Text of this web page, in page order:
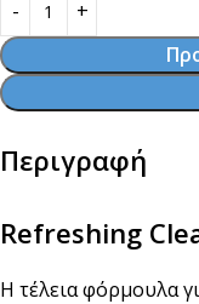
Περιγραφή
Refreshing
Η τέλεια φόρμουλα